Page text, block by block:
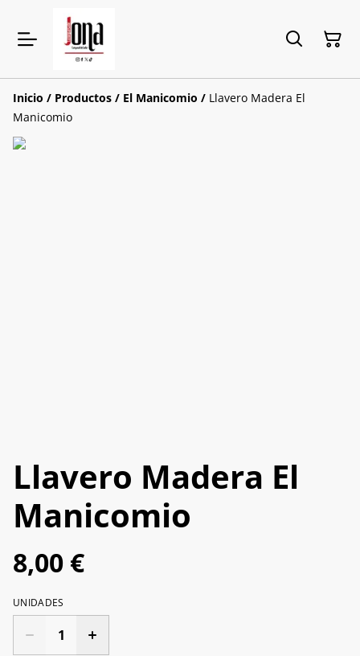
Inicio / Productos / El Manicomio / Llavero Madera El
Manicomio
Llavero Madera El
Manicomio
8,00 €
UNIDADES